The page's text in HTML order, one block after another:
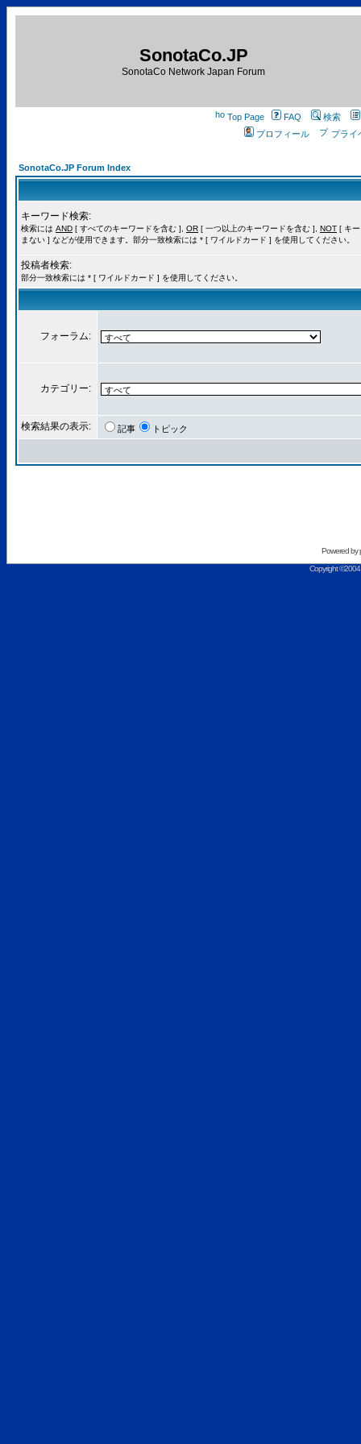
SonotaCo.JP
SonotaCo Network Japan Forum
Top Page FAQ
検索
プロフィール
プライ
SonotaCo.JP Forum Index
キーワード検索:
検索には AND [ すべてのキーワードを含む ], OR [ 一つ以上のキーワードを含む ], NOT [ キ
まない ] などが使用できます。部分一致検索には * [ ワイルドカード ] を使用してください。
投稿者検索:
部分一致検索には * [ ワイルドカード ] を使用してください。
フォーラム:
カテゴリー:
検索結果の表示: 記事 トピック
Powered by
Copyright ©2004